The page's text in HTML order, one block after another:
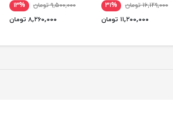
۱۶,۱۲۹,۰۰۰ تومان
۳۱%
۱۱,۲۰۰,۰۰۰ تومان
۹,۵۰۰,۰۰۰ تومان
۱۳%
۸,۲۶۰,۰۰۰ تومان